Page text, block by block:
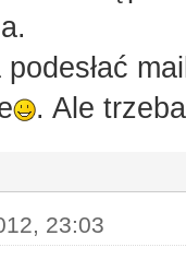
podesłać
. Ale
23:03